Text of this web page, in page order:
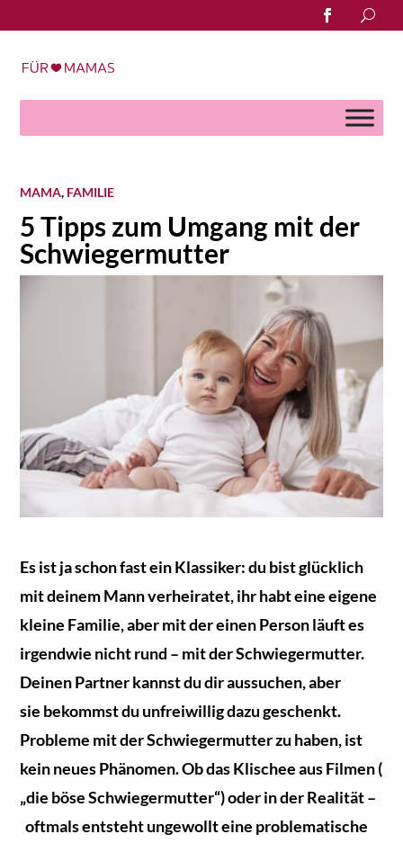
Search
for:
MAMA, FAMILIE
5 Tipps zum Umgang mit der
Schwiegermutter
Es ist ja schon fast ein Klassiker: du bist glücklich
mit deinem Mann verheiratet, ihr habt eine eigene
kleine Familie, aber mit der einen Person läuft es
irgendwie nicht rund – mit der Schwiegermutter.
Deinen Partner kannst du dir aussuchen, aber
sie bekommst du unfreiwillig dazu geschenkt.
Probleme mit der Schwiegermutter zu haben, ist
kein neues Phänomen. Ob das Klischee aus Filmen (
„die böse Schwiegermutter“) oder in der Realität –
oftmals entsteht ungewollt eine problematische